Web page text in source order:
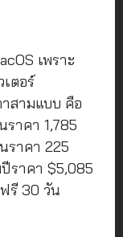
เพราะ
ตอร์
สามแบบ คือ
าคา 1,785
ราคา 225
ราคา $5,085
รี 30 วัน